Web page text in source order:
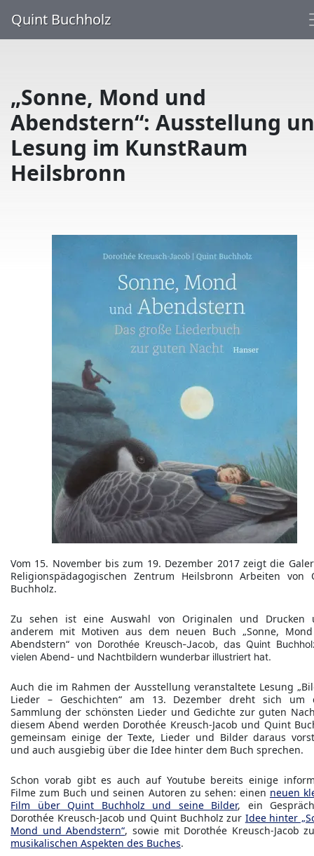
Quint Buchholz
„Sonne, Mond und
Abendstern“: Ausstellung
Lesung im KunstRaum
Heilsbronn
Vom 15. November bis zum 19. Dezember 2017 zeigt die
Religionspädagogischen Zentrum Heilsbronn Arbeiten von
Buchholz.
Zu sehen ist eine Auswahl von Originalen und Drucken
anderem mit Motiven aus dem neuen Buch „Sonne,
Abendstern“ von Dorothée Kreusch-Jacob, das Quint
vielen Abend- und Nachtbildern wunderbar illustriert hat.
Auch die im Rahmen der Ausstellung veranstaltete Lesung
Lieder – Geschichten“ am 13. Dezember dreht sich um
Sammlung der schönsten Lieder und Gedichte zur guten
diesem Abend werden Dorothée Kreusch-Jacob und Quint
gemeinsam einige der Texte, Lieder und Bilder daraus
und auch ausgiebig über die Idee hinter dem Buch sprechen.
Schon vorab gibt es auch auf Youtube bereits einige
Filme zum Buch und seinen Autoren zu sehen: einen neuen
Film über Quint Buchholz und seine Bilder, ein
Dorothée Kreusch-Jacob und Quint Buchholz zur Idee hinter
Mond und Abendstern“, sowie mit Dorothée Kreusch-Jacob
musikalischen Aspekten des Buches.